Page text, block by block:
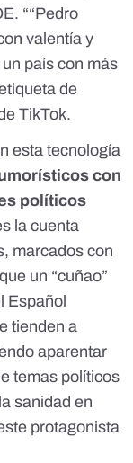
““Pedro
valentía y
país con más
de
TikTok.
esta tecnología
con
políticos
la cuenta
marcados con
un “cuñao”
Español
tienden a
aparentar
temas políticos
sanidad en
protagonista